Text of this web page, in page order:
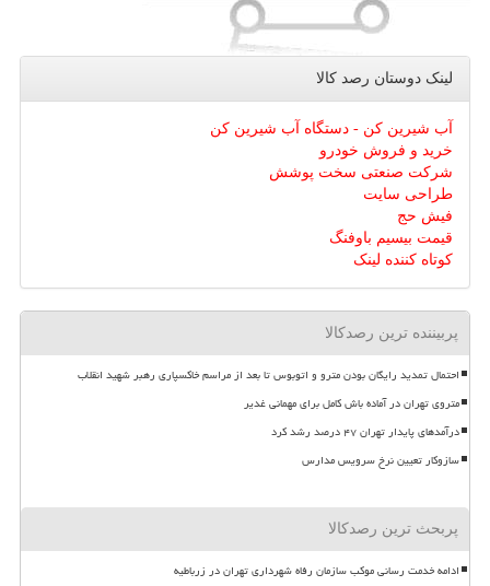
لینک دوستان رصد كالا
آب شیرین کن - دستگاه آب شیرین کن
خرید و فروش خودرو
شرکت صنعتی سخت پوشش
طراحی سایت
فیش حج
قیمت بیسیم باوفنگ
کوتاه کننده لینک
پربیننده ترین رصدکالا
احتمال تمدید رایگان بودن مترو و اتوبوس تا بعد از مراسم خاکسپاری رهبر شهید انقلاب
متروی تهران در آماده باش کامل برای مهمانی غدیر
درآمدهای پایدار تهران ۴۷ درصد رشد کرد
سازوکار تعیین نرخ سرویس مدارس
پربحث ترین رصدکالا
ادامه خدمت رسانی موکب سازمان رفاه شهرداری تهران در زرباطیه